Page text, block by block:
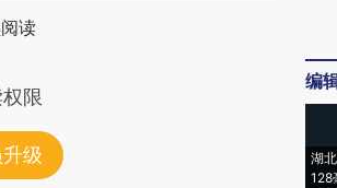
读
限
级
编
湖
128